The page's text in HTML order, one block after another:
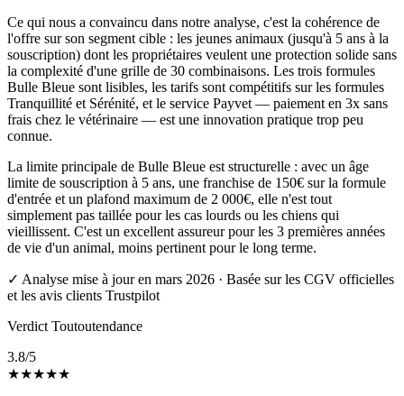
Ce qui nous a convaincu dans notre analyse, c'est la cohérence de
l'offre sur son segment cible : les jeunes animaux (jusqu'à 5 ans à la
souscription) dont les propriétaires veulent une protection solide sans
la complexité d'une grille de 30 combinaisons. Les trois formules
Bulle Bleue sont lisibles, les tarifs sont compétitifs sur les formules
Tranquillité et Sérénité, et le service Payvet — paiement en 3x sans
frais chez le vétérinaire — est une innovation pratique trop peu
connue.
La limite principale de Bulle Bleue est structurelle : avec un âge
limite de souscription à 5 ans, une franchise de 150€ sur la formule
d'entrée et un plafond maximum de 2 000€, elle n'est tout
simplement pas taillée pour les cas lourds ou les chiens qui
vieillissent. C'est un excellent assureur pour les 3 premières années
de vie d'un animal, moins pertinent pour le long terme.
✓ Analyse mise à jour en mars 2026 · Basée sur les CGV officielles
et les avis clients Trustpilot
Verdict Toutoutendance
3.8/5
★★★★★